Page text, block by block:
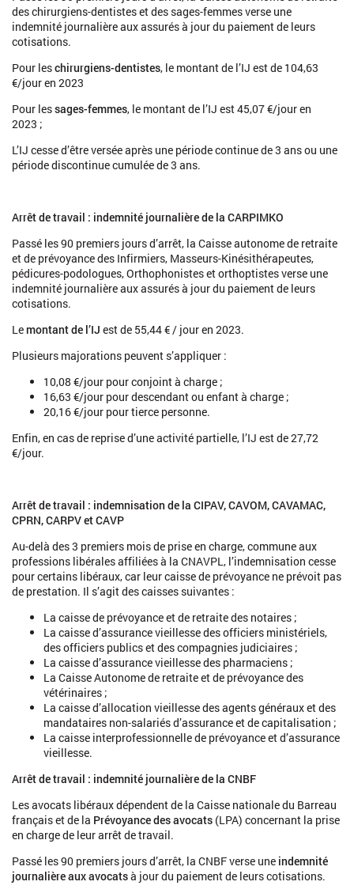
des chirurgiens-dentistes et des sages-femmes verse une
indemnité journalière aux assurés à jour du paiement de leurs
cotisations.
Pour leschirurgiens-dentistes, le montant de l’IJ est de 104,63
€/jour en 2023
Pour lessages-femmes, le montant de l’IJ est 45,07 €/jour en
2023 ;
L’IJ cesse d’être versée après une période continue de 3 ans ou une
période discontinue cumulée de 3 ans.
Arrêt de travail : indemnité journalière de la CARPIMKO
Passé les 90 premiers jours d’arrêt, la Caisse autonome de retraite
et de prévoyance des Infirmiers, Masseurs-Kinésithérapeutes,
pédicures-podologues, Orthophonistes et orthoptistes verse une
indemnité journalière aux assurés à jour du paiement de leurs
cotisations.
Lemontant de l’IJ est de 55,44 € / jour en 2023.
Plusieurs majorations peuvent s’appliquer :
10,08 €/jour pour conjoint à charge ;
16,63 €/jour pour descendant ou enfant à charge ;
20,16 €/jour pour tierce personne.
Enfin, en cas de reprise d’une activité partielle, l’IJ est de 27,72
€/jour.
Arrêt de travail : indemnisation de la CIPAV, CAVOM, CAVAMAC,
CPRN, CARPV et CAVP
Au-delà des 3 premiers mois de prise en charge, commune aux
professions libérales affiliées à la CNAVPL, l’indemnisation cesse
pour certains libéraux, car leur caisse de prévoyance ne prévoit pas
de prestation. Il s’agit des caisses suivantes :
La caisse de prévoyance et de retraite des notaires ;
La caisse d’assurance vieillesse des officiers ministériels,
des officiers publics et des compagnies judiciaires ;
La caisse d’assurance vieillesse des pharmaciens ;
La Caisse Autonome de retraite et de prévoyance des
vétérinaires ;
La caisse d’allocation vieillesse des agents généraux et des
mandataires non-salariés d’assurance et de capitalisation ;
La caisse interprofessionnelle de prévoyance et d’assurance
vieillesse.
Arrêt de travail : indemnité journalière de la CNBF
Les avocats libéraux dépendent de la Caisse nationale du Barreau
français et de la Prévoyance des avocats (LPA) concernant la prise
en charge de leur arrêt de travail.
Passé les 90 premiers jours d’arrêt, la CNBF verse une indemnité
journalière aux avocatsà jour du paiement de leurs cotisations.
https://www.ameli.fr/assure/remboursements/indemnites-
paternite/arret-maladie-profession-liberalehttps://